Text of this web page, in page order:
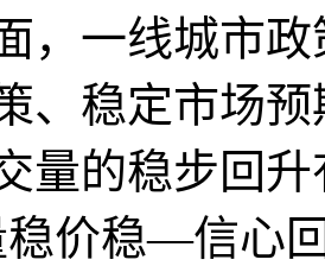
，一线城市
、稳定市场
量的稳步回
稳价稳—信心